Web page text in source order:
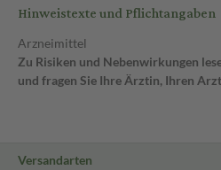
Hinweistexte und Pflichtangaben
Arzneimittel
Zu Risiken und Nebenwirkungen
und fragen Sie Ihre Ärztin, Ihren
Versandarten